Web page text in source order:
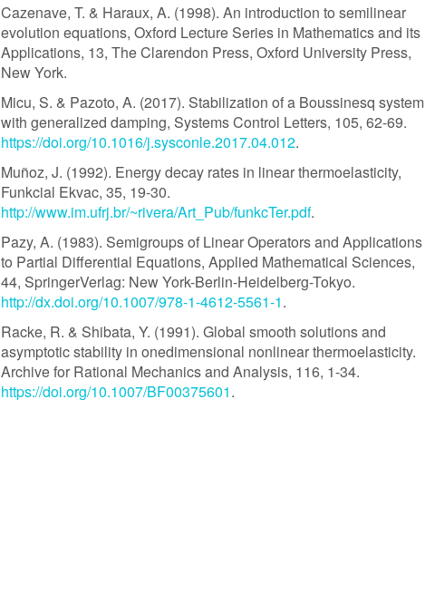
Cazenave, T. & Haraux, A. (1998). An introduction to semilinear
evolution equations, Oxford Lecture Series in Mathematics and its
Applications, 13, The Clarendon Press, Oxford University Press,
New York.
Micu, S. & Pazoto, A. (2017). Stabilization of a Boussinesq system
with generalized damping, Systems Control Letters, 105, 62-69.
https://doi.org/10.1016/j.sysconle.2017.04.012.
Muñoz, J. (1992). Energy decay rates in linear thermoelasticity,
Funkcial Ekvac, 35, 19-30.
http://www.im.ufrj.br/~rivera/Art_Pub/funkcTer.pdf.
Pazy, A. (1983). Semigroups of Linear Operators and Applications
to Partial Differential Equations, Applied Mathematical Sciences,
44, SpringerVerlag: New York-Berlin-Heidelberg-Tokyo.
http://dx.doi.org/10.1007/978-1-4612-5561-1.
Racke, R. & Shibata, Y. (1991). Global smooth solutions and
asymptotic stability in onedimensional nonlinear thermoelasticity.
Archive for Rational Mechanics and Analysis, 116, 1-34.
https://doi.org/10.1007/BF00375601.